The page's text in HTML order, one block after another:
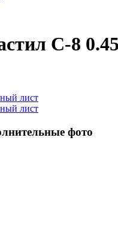
С-8
лист
лист
фото